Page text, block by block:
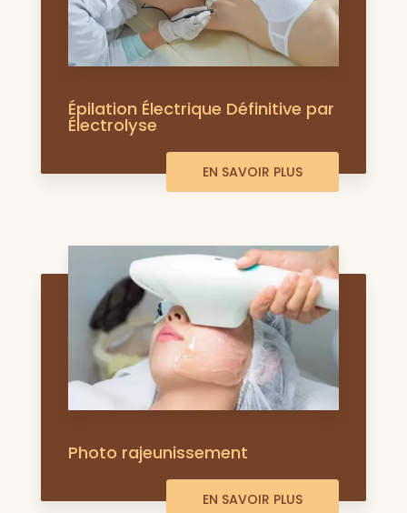
Épilation Électrique Définitive par
Électrolyse
EN SAVOIR PLUS
Photo rajeunissement
EN SAVOIR PLUS